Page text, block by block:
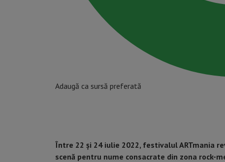
Adaugă ca sursă preferată
Între 22 și 24 iulie 2022, festivalul ARTmania
scenă pentru nume consacrate din zona rock-